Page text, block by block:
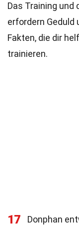
Das Training und
erfordern Geduld
Fakten, die dir
trainieren.
17
Donphan